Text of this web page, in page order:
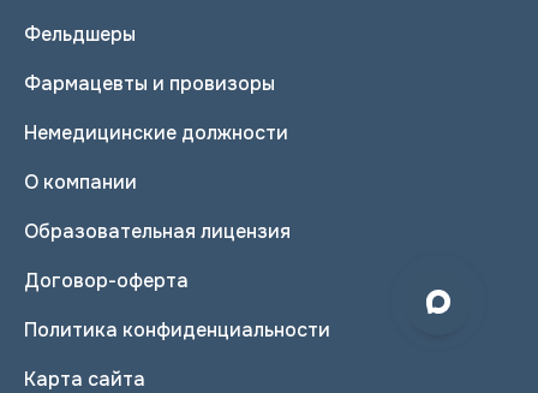
Фельдшеры
Фармацевты и провизоры
Немедицинские должности
О компании
Образовательная лицензия
Договор-оферта
Политика конфиденциальности
Карта сайта